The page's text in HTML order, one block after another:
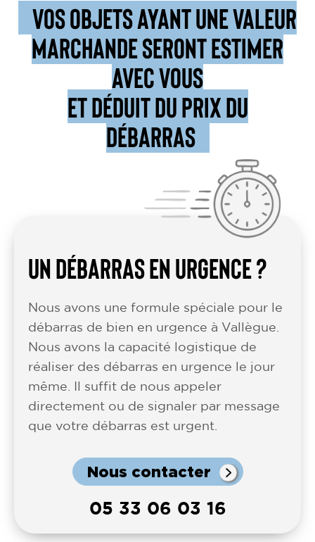
VOS OBJETS AYANT UNE VALEUR
MARCHANDE SERONT ESTIMER
AVEC VOUS
ET DÉDUIT DU PRIX DU
DÉBARRAS
UN DÉBARRAS EN URGENCE ?
Nous avons une formule spéciale pour le
débarras de bien en urgence à Vallègue.
Nous avons la capacité logistique de
réaliser des débarras en urgence le jour
même. Il suffit de nous appeler
directement ou de signaler par message
que votre débarras est urgent.
Nous contacter
05 33 06 03 16